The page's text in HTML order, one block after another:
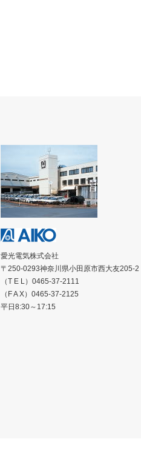
愛光電気株式会社
〒250-0293神奈川県小田原市西大友205-2
（T E L）0465-37-2111
（F A X）0465-37-2125
平日8:30～17:15